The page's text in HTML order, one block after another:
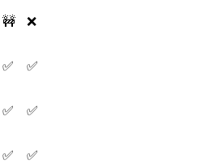
🚧 ❌
✅ ✅
✅ ✅
✅ ✅